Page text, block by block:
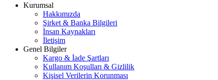
Kurumsal
Hakkımızda
Şirket & Banka Bilgileri
İnsan Kaynakları
İletişim
Genel Bilgiler
Kargo & İade Şartları
Kullanım Koşulları & Gizlilik
Kişisel Verilerin Korunması